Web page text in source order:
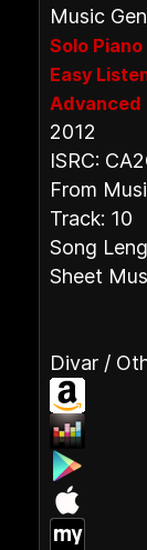
Music
Solo Piano
Easy
Advanced
2012
ISRC:
From
Track: 10
Song
Sheet
Divar /